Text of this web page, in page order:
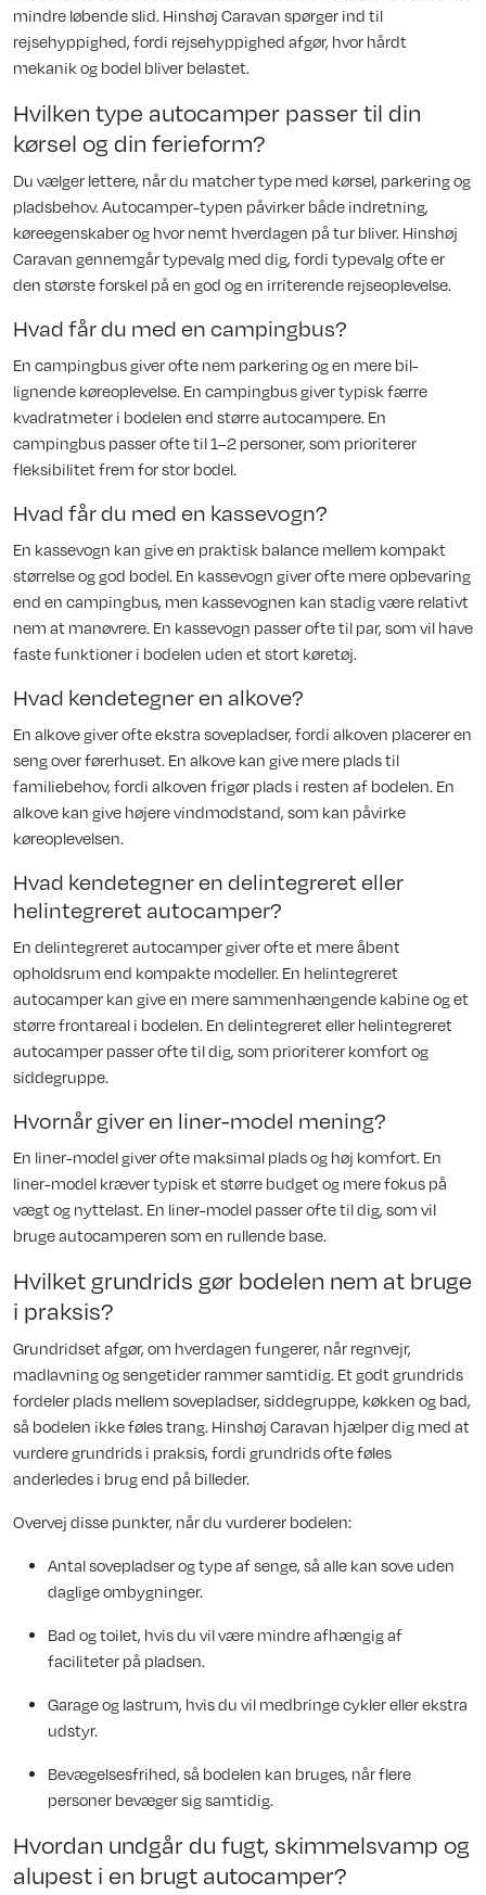
mindre løbende slid. Hinshøj Caravan spørger ind til
rejsehyppighed, fordi rejsehyppighed afgør, hvor hårdt
mekanik og bodel bliver belastet.
Hvilken type autocamper passer til din
kørsel og din ferieform?
Du vælger lettere, når du matcher type med kørsel, parkering og
pladsbehov. Autocamper-typen påvirker både indretning,
køreegenskaber og hvor nemt hverdagen på tur bliver. Hinshøj
Caravan gennemgår typevalg med dig, fordi typevalg ofte er
den største forskel på en god og en irriterende rejseoplevelse.
Hvad får du med en campingbus?
En campingbus giver ofte nem parkering og en mere bil-
lignende køreoplevelse. En campingbus giver typisk færre
kvadratmeter i bodelen end større autocampere. En
campingbus passer ofte til 1–2 personer, som prioriterer
fleksibilitet frem for stor bodel.
Hvad får du med en kassevogn?
En kassevogn kan give en praktisk balance mellem kompakt
størrelse og god bodel. En kassevogn giver ofte mere opbevaring
end en campingbus, men kassevognen kan stadig være relativt
nem at manøvrere. En kassevogn passer ofte til par, som vil have
faste funktioner i bodelen uden et stort køretøj.
Hvad kendetegner en alkove?
En alkove giver ofte ekstra sovepladser, fordi alkoven placerer en
seng over førerhuset. En alkove kan give mere plads til
familiebehov, fordi alkoven frigør plads i resten af bodelen. En
alkove kan give højere vindmodstand, som kan påvirke
køreoplevelsen.
Hvad kendetegner en delintegreret eller
helintegreret autocamper?
En delintegreret autocamper giver ofte et mere åbent
opholdsrum end kompakte modeller. En helintegreret
autocamper kan give en mere sammenhængende kabine og et
større frontareal i bodelen. En delintegreret eller helintegreret
autocamper passer ofte til dig, som prioriterer komfort og
siddegruppe.
Hvornår giver en liner-model mening?
En liner-model giver ofte maksimal plads og høj komfort. En
liner-model kræver typisk et større budget og mere fokus på
vægt og nyttelast. En liner-model passer ofte til dig, som vil
bruge autocamperen som en rullende base.
Hvilket grundrids gør bodelen nem at bruge
i praksis?
Grundridset afgør, om hverdagen fungerer, når regnvejr,
madlavning og sengetider rammer samtidig. Et godt grundrids
fordeler plads mellem sovepladser, siddegruppe, køkken og bad,
så bodelen ikke føles trang. Hinshøj Caravan hjælper dig med at
vurdere grundrids i praksis, fordi grundrids ofte føles
anderledes i brug end på billeder.
Overvej disse punkter, når du vurderer bodelen:
Antal sovepladser og type af senge, så alle kan sove uden
daglige ombygninger.
Bad og toilet, hvis du vil være mindre afhængig af
faciliteter på pladsen.
Garage og lastrum, hvis du vil medbringe cykler eller ekstra
udstyr.
Bevægelsesfrihed, så bodelen kan bruges, når flere
personer bevæger sig samtidig.
Hvordan undgår du fugt, skimmelsvamp og
alupest i en brugt autocamper?